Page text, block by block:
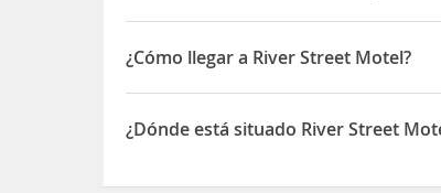
¿Cómo llegar a River Street Motel?
Si decides alojarte en River Street Motel,
en coche de Hospital de Baillina y Centro
1,4 km de Museo Marítimo y Naval de
¿Dónde está situado River Street